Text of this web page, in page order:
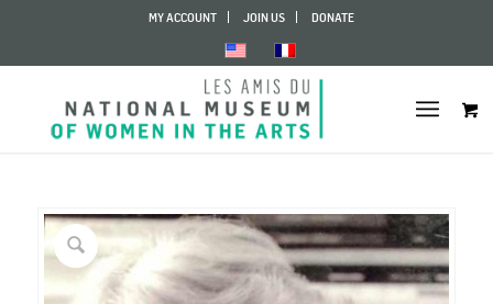
MY ACCOUNT JOIN US DONATE